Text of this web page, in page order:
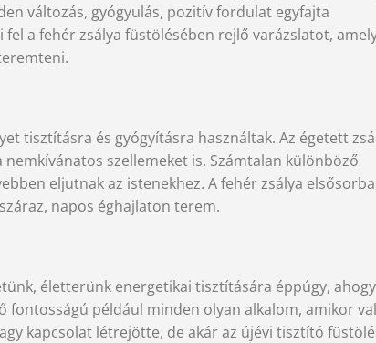
változás, gyógyulás, pozitív fordulat egyfajta
a fehér zsálya füstölésében rejlő varázslatot,
tisztításra és gyógyításra használtak. Az égetett
szellemeket is. Számtalan különböző
eljutnak az istenekhez. A fehér zsálya
napos éghajlaton terem.
életterünk energetikai tisztítására éppúgy,
fontosságú például minden olyan alkalom, amikor
kapcsolat létrejötte, de akár az újévi tisztító